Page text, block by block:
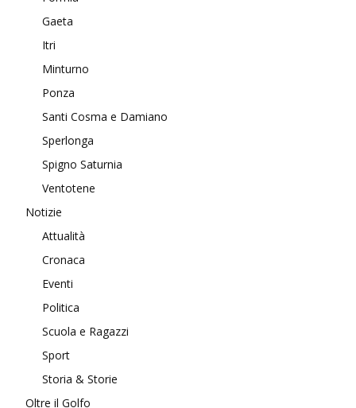
Gaeta
Itri
Minturno
Ponza
Santi Cosma e Damiano
Sperlonga
Spigno Saturnia
Ventotene
Notizie
Attualità
Cronaca
Eventi
Politica
Scuola e Ragazzi
Sport
Storia & Storie
Oltre il Golfo